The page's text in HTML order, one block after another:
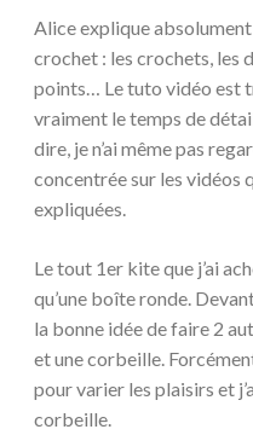
Alice explique
crochet : les crochets, les
points… Le tuto vidéo est
vraiment le temps de
dire, je n’ai même pas
concentrée sur les vidéos
expliquées.
Le tout 1er kite que j’ai
qu’une boîte ronde.
la bonne idée de faire 2
et une corbeille.
pour varier les plaisirs et
corbeille.